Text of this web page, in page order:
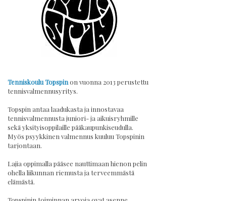
Tenniskoulu Topspinon vuonna 2013 perustettu
tennisvalmennusyritys.
Topspin antaa laadukasta ja innostavaa
tennisvalmennusta juniori- ja aikuisryhmille
sekä yksityisoppilaille pääkaupunkiseudulla.
Myös psyykkinen valmennus kuuluu Topspinin
tarjontaan.
Lajia oppimalla pääsee nauttimaan hienon pelin
ohella liikunnan riemusta ja terveemmästä
elämästä.